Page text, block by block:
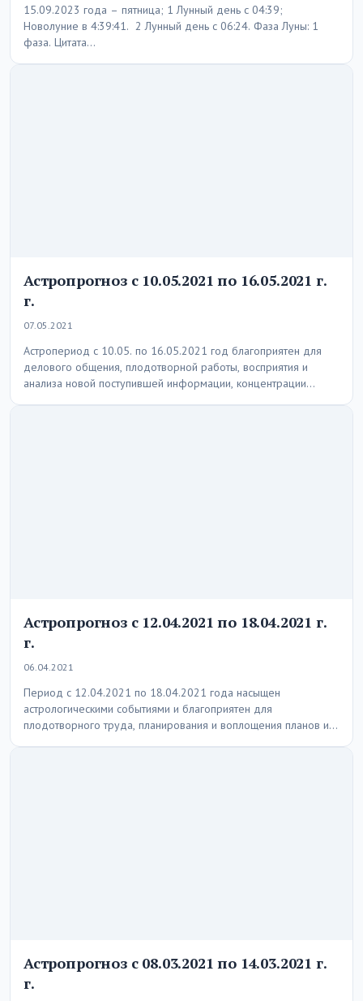
15.09.2023 года – пятница; 1 Лунный день с 04:39;
Новолуние в 4:39:41. 2 Лунный день с 06:24. Фаза Луны: 1
фаза. Цитата…
Астропрогноз с 10.05.2021 по 16.05.2021 г.
г.
07.05.2021
Астропериод с 10.05. по 16.05.2021 год благоприятен для
делового общения, плодотворной работы, восприятия и
анализа новой поступившей информации, концентрации
Астропрогноз с 12.04.2021 по 18.04.2021 г.
г.
06.04.2021
Период с 12.04.2021 по 18.04.2021 года насыщен
астрологическими событиями и благоприятен для
плодотворного труда, планирования и воплощения планов и
Астропрогноз с 08.03.2021 по 14.03.2021 г.
г.